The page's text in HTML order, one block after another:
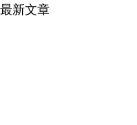
最新文章